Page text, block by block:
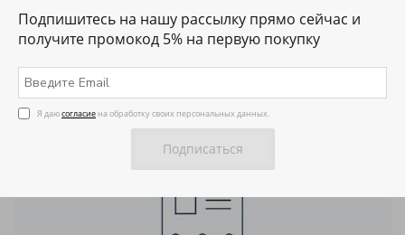
А это уже третья новость в интернет-магазине.
Подпишитесь на нашу рассылку прямо сейчас и
получите промокод 5% на первую покупку
Я даюсогласие на обработку своих персональных данных.